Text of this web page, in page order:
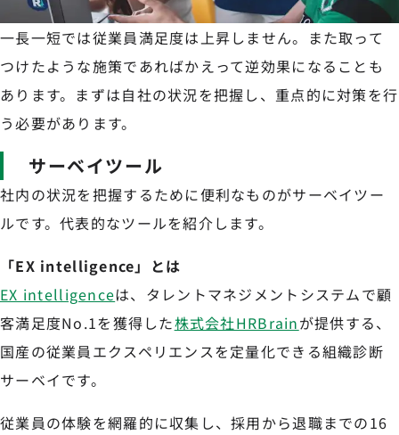
一長一短では従業員満足度は上昇しません。また取って
つけたような施策であればかえって逆効果になることも
あります。まずは自社の状況を把握し、重点的に対策を行
う必要があります。
サーベイツール
社内の状況を把握するために便利なものがサーベイツー
ルです。代表的なツールを紹介します。
「EX intelligence」とは
EX intelligenceは、タレントマネジメントシステムで顧
客満足度No.1を獲得した株式会社HRBrainが提供する、
国産の従業員エクスペリエンスを定量化できる組織診断
サーベイです。
従業員の体験を網羅的に収集し、採用から退職までの16